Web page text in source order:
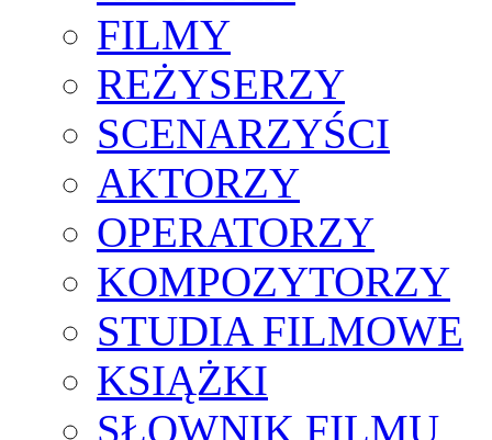
FILMY
REŻYSERZY
SCENARZYŚCI
AKTORZY
OPERATORZY
KOMPOZYTORZY
STUDIA FILMOWE
KSIĄŻKI
SŁOWNIK FILMU